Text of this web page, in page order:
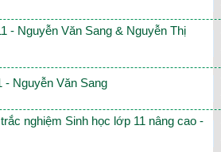
- Nguyễn Văn Sang & Nguyễn Thị
- Nguyễn Văn Sang
nghiệm Sinh học lớp 11 nâng cao -